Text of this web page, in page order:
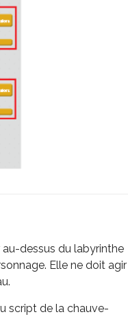
dessus du labyrinthe
Elle ne doit agir
script de la chauve-